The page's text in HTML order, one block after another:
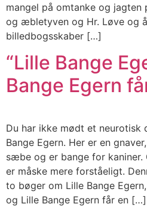
mangel på omtanke og jagten
og æbletyven og Hr. Løve og
billedbogsskaber […]
“Lille Bange
Bange Egern
Du har ikke mødt et neurotisk
Bange Egern. Her er en
sæbe og er bange for kaniner.
er måske mere forståeligt.
to bøger om Lille Bange
og Lille Bange Egern får en […]